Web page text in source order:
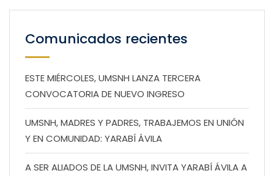
Comunicados recientes
ESTE MIÉRCOLES, UMSNH LANZA TERCERA
CONVOCATORIA DE NUEVO INGRESO
UMSNH, MADRES Y PADRES, TRABAJEMOS EN UNIÓN
Y EN COMUNIDAD: YARABÍ ÁVILA
A SER ALIADOS DE LA UMSNH, INVITA YARABÍ ÁVILA A